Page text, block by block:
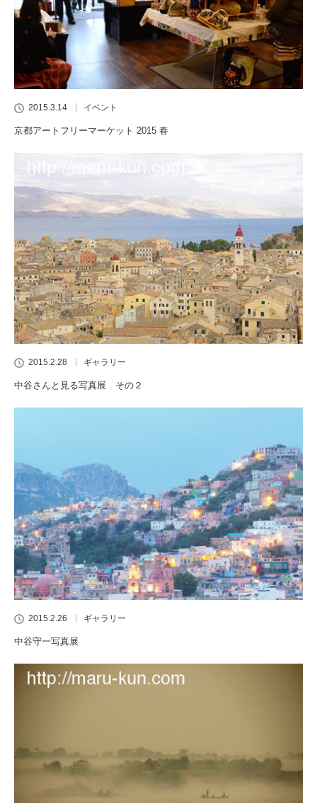
2015.3.14 イベント
京都アートフリーマーケット 2015 春
2015.2.28 ギャラリー
中谷さんと見る写真展 その２
2015.2.26 ギャラリー
中谷守一写真展